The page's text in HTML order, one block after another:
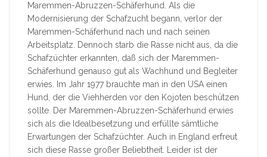
Maremmen-Abruzzen-Schäferhund. Als die
Modernisierung der Schafzucht begann, verlor der
Maremmen-Schäferhund nach und nach seinen
Arbeitsplatz. Dennoch starb die Rasse nicht aus, da die
Schafzüchter erkannten, daß sich der Maremmen-
Schäferhund genauso gut als Wachhund und Begleiter
erwies. Im Jahr 1977 brauchte man in den USA einen
Hund, der die Viehherden vor den Kojoten beschützen
sollte. Der Maremmen-Abruzzen-Schäferhund erwies
sich als die Idealbesetzung und erfüllte sämtliche
Erwartungen der Schafzüchter. Auch in England erfreut
sich diese Rasse großer Beliebtheit. Leider ist der